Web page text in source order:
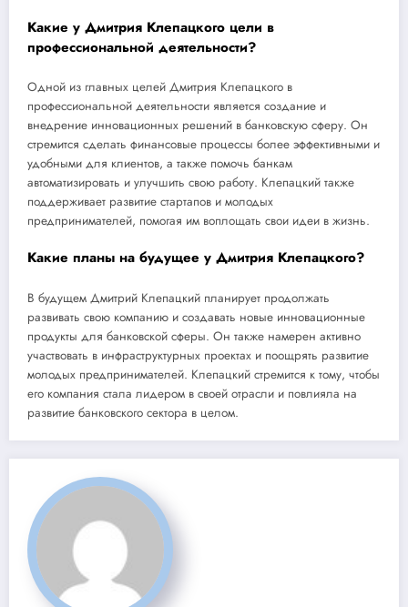
Какие у Дмитрия Клепацкого цели в
профессиональной деятельности?
Одной из главных целей Дмитрия Клепацкого в
профессиональной деятельности является создание и
внедрение инновационных решений в банковскую сферу. Он
стремится сделать финансовые процессы более эффективными и
удобными для клиентов, а также помочь банкам
автоматизировать и улучшить свою работу. Клепацкий также
поддерживает развитие стартапов и молодых
предпринимателей, помогая им воплощать свои идеи в жизнь.
Какие планы на будущее у Дмитрия Клепацкого?
В будущем Дмитрий Клепацкий планирует продолжать
развивать свою компанию и создавать новые инновационные
продукты для банковской сферы. Он также намерен активно
участвовать в инфраструктурных проектах и поощрять развитие
молодых предпринимателей. Клепацкий стремится к тому, чтобы
его компания стала лидером в своей отрасли и повлияла на
развитие банковского сектора в целом.